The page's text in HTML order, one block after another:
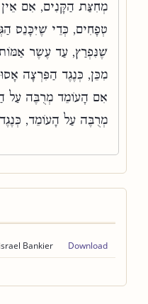
מְחִצַּת הַקָּנִים, אִם
טְפָחִים, כְּדֵי שֶׁיִּכָּנֵס
שֶׁנִּפְרַץ, עַד עֶשֶׂר
מִכֵּן, כְּנֶגֶד הַפִּרְצָה
אִם הָעוֹמֵד מְרֻבֶּה עַל
מְרֻבֶּה עַל הָעוֹמֵד,
Bankier Download